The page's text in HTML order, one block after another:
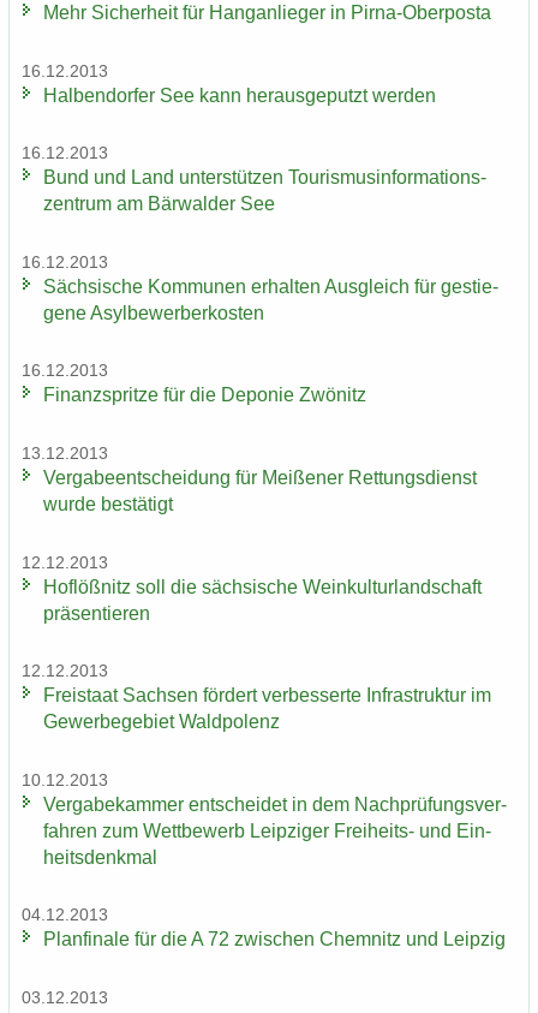
Mehr Si­cher­heit für Hang­an­lie­ger in Pirna-​Oberposta
16.12.2013
Hal­ben­dor­fer See kann her­aus­ge­putzt wer­den
16.12.2013
Bund und Land un­ter­stüt­zen Tou­ris­mus­in­for­ma­ti­ons­
zen­trum am Bär­wal­der See
16.12.2013
Säch­si­sche Kom­mu­nen er­hal­ten Aus­gleich für ge­stie­
ge­ne Asyl­be­wer­ber­kos­ten
16.12.2013
Fi­nanz­sprit­ze für die De­po­nie Zwö­nitz
13.12.2013
Ver­ga­be­ent­schei­dung für Mei­ße­ner Ret­tungs­dienst
wurde be­stä­tigt
12.12.2013
Hof­löß­nitz soll die säch­si­sche Wein­kul­tur­land­schaft
prä­sen­tie­ren
12.12.2013
Frei­staat Sach­sen för­dert ver­bes­ser­te In­fra­struk­tur im
Ge­wer­be­ge­biet Wald­po­lenz
10.12.2013
Ver­ga­be­kam­mer ent­schei­det in dem Nach­prü­fungs­ver­
fah­ren zum Wett­be­werb Leip­zi­ger Freiheits-​ und Ein­
heits­denk­mal
04.12.2013
Plan­fi­na­le für die A 72 zwi­schen Chem­nitz und Leip­zig
03.12.2013